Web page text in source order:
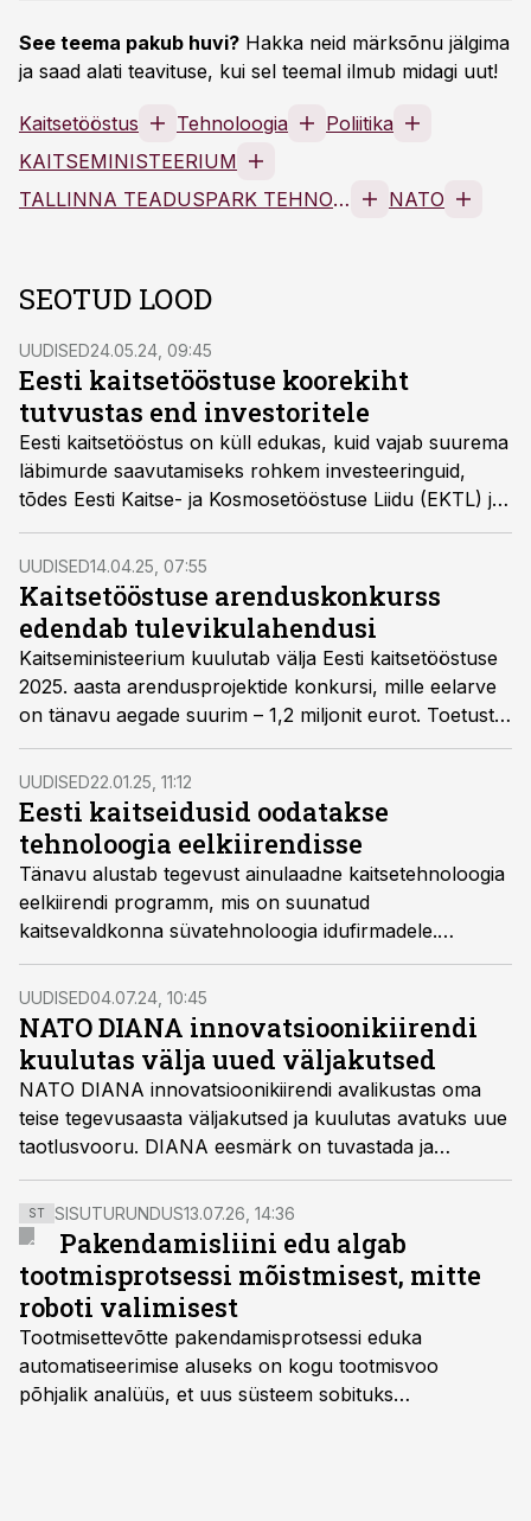
See teema pakub huvi? Hakka neid märksõnu jälgima
ja saad alati teavituse, kui sel teemal ilmub midagi uut!
Kaitsetööstus Tehnoloogia
Poliitika
KAITSEMINISTEERIUM
TALLINNA TEADUSPARK TEHNOPOL SA
NATO
SEOTUD LOOD
UUDISED24.05.24, 09:45
Eesti kaitsetööstuse koorekiht
tutvustas end investoritele
Eesti kaitsetööstus on küll edukas, kuid vajab suurema
läbimurde saavutamiseks rohkem investeeringuid,
tõdes Eesti Kaitse- ja Kosmosetööstuse Liidu (EKTL) ja
NATO DIANA kiirendi demopäeval EKTLi tegevjuht
Kalev Koidumäe.
UUDISED14.04.25, 07:55
Kaitsetööstuse arenduskonkurss
edendab tulevikulahendusi
Kaitseministeerium kuulutab välja Eesti kaitsetööstuse
2025. aasta arendusprojektide konkursi, mille eelarve
on tänavu aegade suurim – 1,2 miljonit eurot. Toetust
jagatakse kahes taotlusvoorus, esimese taotlusvooru
eelarve on vähemalt 600 000 eurot ja taotlusi saab
esitada 16. maini.
UUDISED22.01.25, 11:12
Eesti kaitseidusid oodatakse
tehnoloogia eelkiirendisse
Tänavu alustab tegevust ainulaadne kaitsetehnoloogia
eelkiirendi programm, mis on suunatud
kaitsevaldkonna süvatehnoloogia idufirmadele.
Eelkiirendi programmi viivad ellu Tehnopol Startup
Inkubaator ja Sparkup Tartu Teaduspark.
UUDISED04.07.24, 10:45
NATO DIANA innovatsioonikiirendi
kuulutas välja uued väljakutsed
NATO DIANA innovatsioonikiirendi avalikustas oma
teise tegevusaasta väljakutsed ja kuulutas avatuks uue
taotlusvooru. DIANA eesmärk on tuvastada ja
kiirendada kaksikkasutusega süvatehnoloogiate
arendust üle alliansi, et lahendada kriitilisi kaitse- ja
julgeolekuprobleeme.
ST SISUTURUNDUS13.07.26, 14:36
Pakendamisliini edu algab
tootmisprotsessi mõistmisest, mitte
roboti valimisest
Tootmisettevõtte pakendamisprotsessi eduka
automatiseerimise aluseks on kogu tootmisvoo
põhjalik analüüs, et uus süsteem sobituks